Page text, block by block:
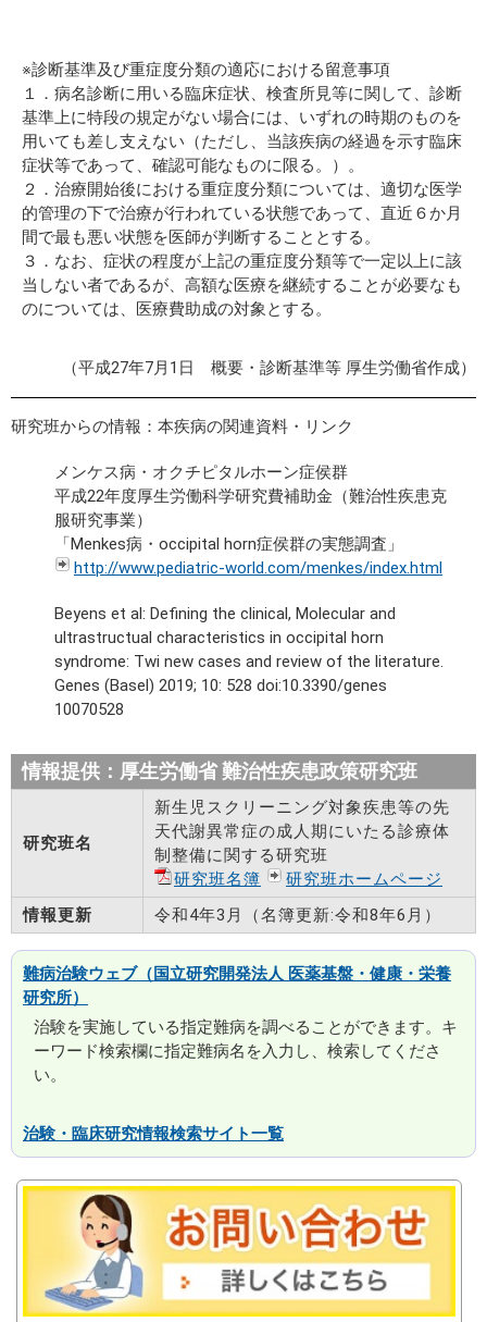
※診断基準及び重症度分類の適応における留意事項
１．病名診断に用いる臨床症状、検査所見等に関して、診断
基準上に特段の規定がない場合には、いずれの時期のものを
用いても差し支えない（ただし、当該疾病の経過を示す臨床
症状等であって、確認可能なものに限る。）。
２．治療開始後における重症度分類については、適切な医学
的管理の下で治療が行われている状態であって、直近６か月
間で最も悪い状態を医師が判断することとする。
３．なお、症状の程度が上記の重症度分類等で一定以上に該
当しない者であるが、高額な医療を継続することが必要なも
のについては、医療費助成の対象とする。
（平成27年7月1日 概要・診断基準等 厚生労働省作成）
研究班からの情報：本疾病の関連資料・リンク
メンケス病・オクチピタルホーン症侯群
平成22年度厚生労働科学研究費補助金（難治性疾患克
服研究事業）
「Menkes病・occipital horn症侯群の実態調査」
http://www.pediatric-world.com/menkes/index.html
Beyens et al: Defining the clinical, Molecular and
ultrastructual characteristics in occipital horn
syndrome: Twi new cases and review of the literature.
Genes (Basel) 2019; 10: 528 doi:10.3390/genes
10070528
情報提供：厚生労働省 難治性疾患政策研究班
研究班名
新生児スクリーニング対象疾患等の先
天代謝異常症の成人期にいたる診療体
制整備に関する研究班
研究班名簿
研究班ホームページ
情報更新
令和4年3月（名簿更新:令和8年6月）
難病治験ウェブ（国立研究開発法人 医薬基盤・健康・栄養
研究所）
治験を実施している指定難病を調べることができます。キ
ーワード検索欄に指定難病名を入力し、検索してくださ
い。
治験・臨床研究情報検索サイト一覧